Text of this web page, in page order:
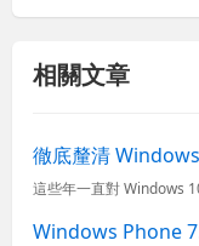
相關文章
徹底釐清
Windows Phone